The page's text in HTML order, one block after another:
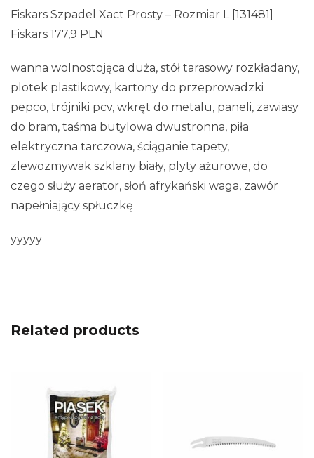
Fiskars Szpadel Xact Prosty – Rozmiar L [131481]
Fiskars 177,9 PLN
wanna wolnostojąca duża, stół tarasowy rozkładany,
plotek plastikowy, kartony do przeprowadzki
pepco, trójniki pcv, wkręt do metalu, paneli, zawiasy
do bram, taśma butylowa dwustronna, piła
elektryczna tarczowa, ściąganie tapety,
zlewozmywak szklany biały, plyty ażurowe, do
czego służy aerator, słoń afrykański waga, zawór
napełniający spłuczkę
yyyyy
Related products